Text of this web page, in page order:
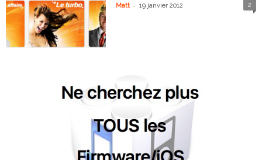
Matt - 19 janvier 2012 2